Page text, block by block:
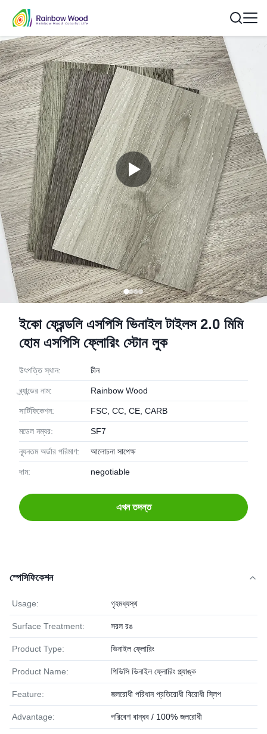
ইকো ফ্রেন্ডলি এসপিসি ভিনাইল টাইলস 2.0 মিমি
হোম এসপিসি ফ্লোরিং স্টোন লুক
উৎপত্তি স্থান: চীন
ব্র্যান্ডের নাম: Rainbow Wood
সার্টিফিকেশন: FSC, CC, CE, CARB
মডেল নম্বর: SF7
ন্যূনতম অর্ডার পরিমাণ: আলোচনা সাপেক্ষ
দাম: negotiable
এখন তদন্ত
স্পেসিফিকেশন
Usage: গৃহমধ্যস্থ
Surface Treatment: সরল রঙ
Product Type: ভিনাইল ফ্লোরিং
Product Name: পিভিসি ভিনাইল ফ্লোরিং প্ল্যাঙ্ক
Feature: জলরোধী পরিধান প্রতিরোধী বিরোধী স্লিপ
Advantage: পরিবেশ বান্ধব / 100% জলরোধী